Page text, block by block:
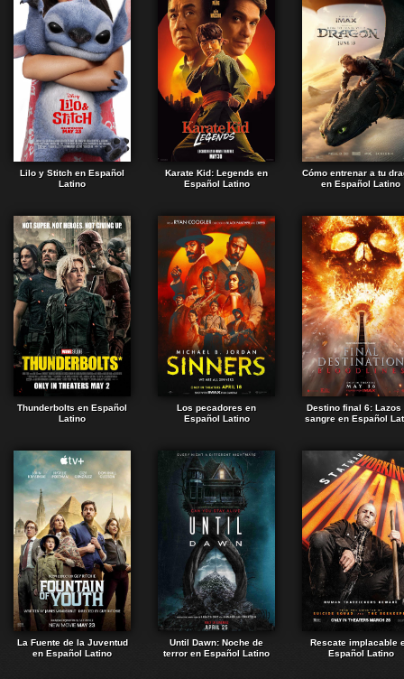
Lilo y Stitch en Español
Latino
Karate Kid: Legends en
Español Latino
Cómo entrenar a tu
en Español Latino
Thunderbolts en Español
Latino
Los pecadores en
Español Latino
Destino final 6: Lazos
sangre en Español
La Fuente de la Juventud
en Español Latino
Until Dawn: Noche de
terror en Español Latino
Rescate implacable
Español Latino